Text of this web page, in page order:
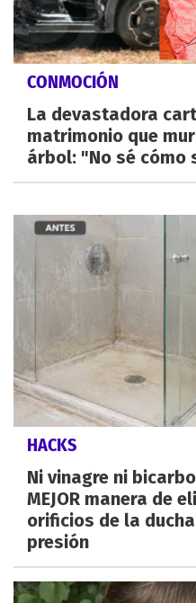
CONMOCIÓN
La devastadora
matrimonio que
árbol: "No sé cómo
HACKS
Ni vinagre ni
MEJOR manera de
orificios de la ducha
presión